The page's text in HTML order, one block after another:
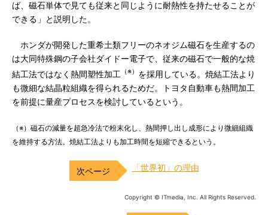
ば、磁石単体で見ても従来と同じように耐熱性を持たせることが
できる」と説明した。
ホンダが開発した重希土類フリーのネオジム磁石を生産するの
は大同特殊鋼の子会社ダイドー電子で、従来の磁石で一般的な焼
結工法ではなく熱間塑性加工 （※） を採用している。焼結工法より
も微細な結晶粒組織を得られるためだ。トヨタ自動車も熱間加工
を前提に量産プロセスを検討しているという。
（※）磁石の減量を超急冷法で粉末化し、熱間押し出し成形により微細組織
を維持する方法。焼結工法よりも加工時間を短縮できるという。
「世界初」の理由
Copyright © ITmedia, Inc. All Rights Reserved.